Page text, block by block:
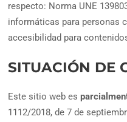
respecto: Norma UNE
informáticas para personas
accesibilidad para
SITUACIÓN DE
Este sitio web es
1112/2018, de 7 de